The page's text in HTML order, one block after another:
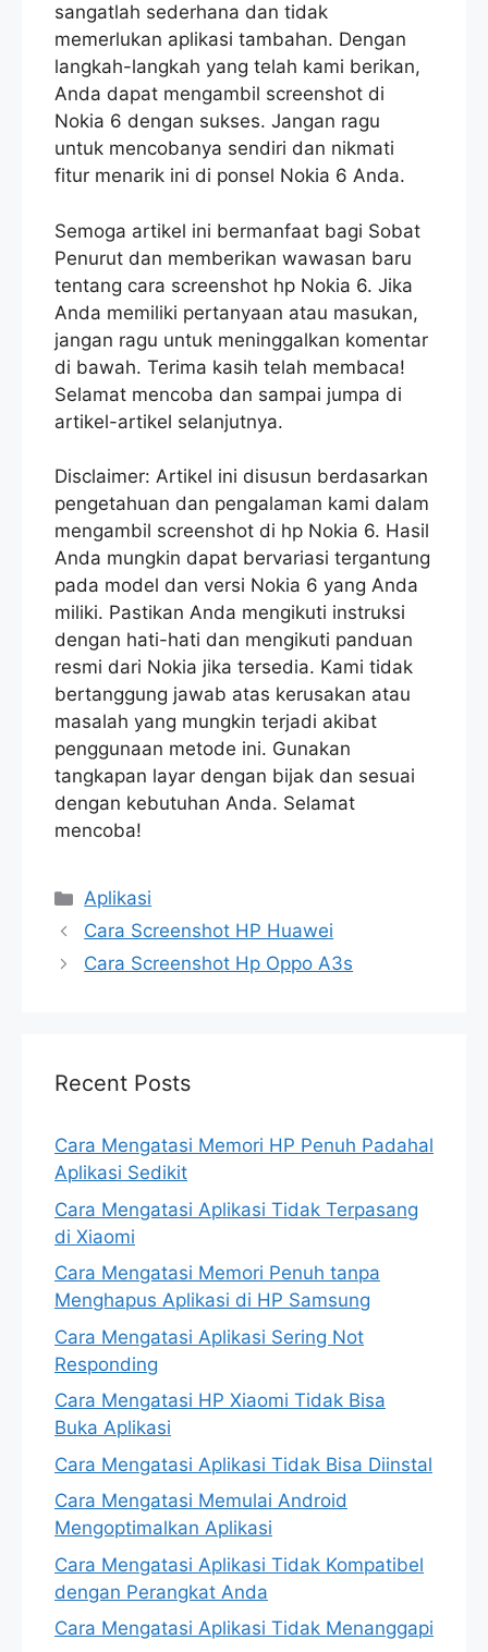
sangatlah sederhana dan tidak
memerlukan aplikasi tambahan. Dengan
langkah-langkah yang telah kami berikan,
Anda dapat mengambil screenshot di
Nokia 6 dengan sukses. Jangan ragu
untuk mencobanya sendiri dan nikmati
fitur menarik ini di ponsel Nokia 6 Anda.
Semoga artikel ini bermanfaat bagi Sobat
Penurut dan memberikan wawasan baru
tentang cara screenshot hp Nokia 6. Jika
Anda memiliki pertanyaan atau masukan,
jangan ragu untuk meninggalkan komentar
di bawah. Terima kasih telah membaca!
Selamat mencoba dan sampai jumpa di
artikel-artikel selanjutnya.
Disclaimer: Artikel ini disusun berdasarkan
pengetahuan dan pengalaman kami dalam
mengambil screenshot di hp Nokia 6. Hasil
Anda mungkin dapat bervariasi tergantung
pada model dan versi Nokia 6 yang Anda
miliki. Pastikan Anda mengikuti instruksi
dengan hati-hati dan mengikuti panduan
resmi dari Nokia jika tersedia. Kami tidak
bertanggung jawab atas kerusakan atau
masalah yang mungkin terjadi akibat
penggunaan metode ini. Gunakan
tangkapan layar dengan bijak dan sesuai
dengan kebutuhan Anda. Selamat
mencoba!
Categories
Aplikasi
Cara Screenshot HP Huawei
Cara Screenshot Hp Oppo A3s
Recent Posts
Cara Mengatasi Memori HP Penuh Padahal
Aplikasi Sedikit
Cara Mengatasi Aplikasi Tidak Terpasang
di Xiaomi
Cara Mengatasi Memori Penuh tanpa
Menghapus Aplikasi di HP Samsung
Cara Mengatasi Aplikasi Sering Not
Responding
Cara Mengatasi HP Xiaomi Tidak Bisa
Buka Aplikasi
Cara Mengatasi Aplikasi Tidak Bisa Diinstal
Cara Mengatasi Memulai Android
Mengoptimalkan Aplikasi
Cara Mengatasi Aplikasi Tidak Kompatibel
dengan Perangkat Anda
Cara Mengatasi Aplikasi Tidak Menanggapi